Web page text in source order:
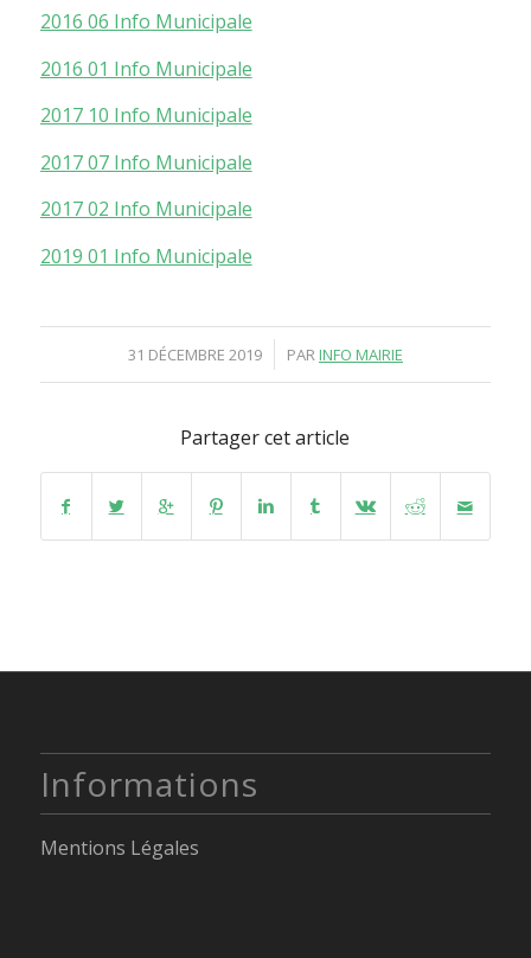
2016 06 Info Municipale
2016 01 Info Municipale
2017 10 Info Municipale
2017 07 Info Municipale
2017 02 Info Municipale
2019 01 Info Municipale
31 DÉCEMBRE 2019
/ PAR INFO MAIRIE
Partager cet article
Informations
Mentions Légales